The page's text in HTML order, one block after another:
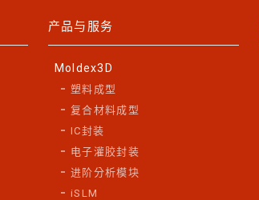
产品与服务
Moldex3D
塑料成型
复合材料成型
IC封装
电子灌胶封装
进阶分析模块
iSLM